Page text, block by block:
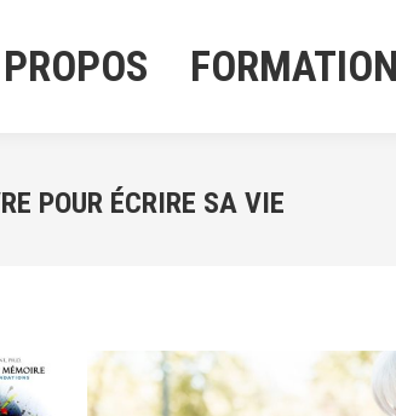
POUR ÉCRIRE SA VIE